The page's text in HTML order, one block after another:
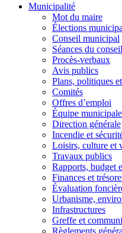
Municipalité
Mot du maire
Élections
Conseil municipal
Séances du conseil
Procès-verbaux
Avis publics
Plans, politiques
Comités
Offres d’emploi
Équipe municipale
Direction générale
Incendie et
Loisirs, culture et
Travaux publics
Rapports, budget
Finances et
Évaluation
Urbanisme,
Infrastructures
Greffe et
Règlements